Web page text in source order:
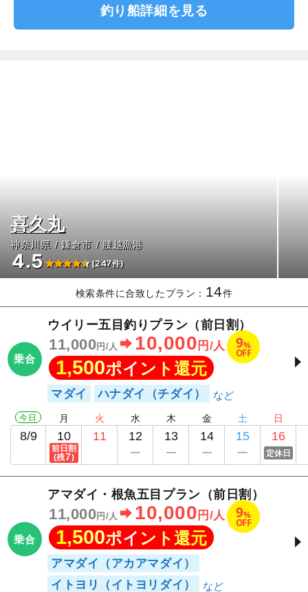
釣り船詳細を見る
喜久丸
神奈川県 鎌倉市 腰越漁港
4.5 (247件)
検索条件に合致したプラン： 14件
乗合
ウイリー五目釣りプラン（前日割）
11,000 円/人 10,000 円/人 9%
OFF
1,500ポイント還元
マダイ ハナダイ（チダイ）
今日
8/9
月
10
前日割
(残7)
火
11
水
12
木
13
金
14
土
15
日
16
定休日
乗合
アマダイ・根魚五目プラン（前日割）
11,000 円/人 10,000 円/人 9%
OFF
1,500ポイント還元
アマダイ（アカアマダイ）
イトヨリ（イトヨリダイ）